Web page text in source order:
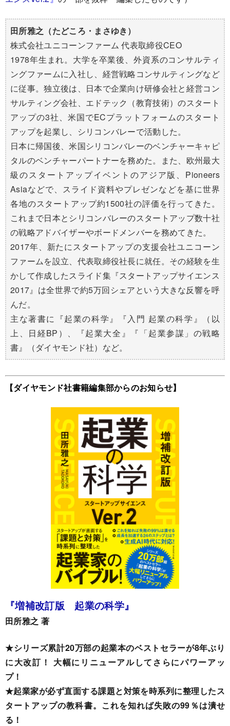
田所雅之（たどころ・まさゆき）
株式会社ユニコーンファーム 代表取締役CEO
1978年生まれ。大学を卒業後、外資系のコンサルティ
ングファームに入社し、経営戦略コンサルティングなど
に従事。独立後は、日本で企業向け研修会社と経営コン
サルティング会社、エドテック（教育技術）のスタート
アップの3社、米国でECプラットフォームのスタート
アップを起業し、シリコンバレーで活動した。
日本に帰国後、米国シリコンバレーのベンチャーキャピ
タルのベンチャーパートナーを務めた。また、欧州最大
級のスタートアップイベントのアジア版、Pioneers
Asiaなどで、スライド資料やプレゼンなどを基に世界
各地のスタートアップ約1500社の評価を行ってきた。
これまで日本とシリコンバレーのスタートアップ数十社
の戦略アドバイザーやボードメンバーを務めてきた。
2017年、新たにスタートアップの支援会社ユニコーン
ファームを設立、代表取締役社長に就任。その経験を生
かして作成したスライド集『スタートアップサイエンス
2017』は全世界で約5万回シェアという大きな反響を呼
んだ。
主な著書に『起業の科学』『入門 起業の科学』（以
上、日経BP）、『起業大全』『「起業参謀」の戦略
書』（ダイヤモンド社）など。
【ダイヤモンド社書籍編集部からのお知らせ】
『増補改訂版 起業の科学』
田所雅之 著
★シリーズ累計20万部の起業本のベストセラーが8年ぶり
に大改訂！ 大幅にリニューアルしてさらにパワーアッ
プ！
★起業家が必ず直面する課題と対策を時系列に整理したス
タートアップの教科書。これを知れば失敗の99％は潰せ
る！